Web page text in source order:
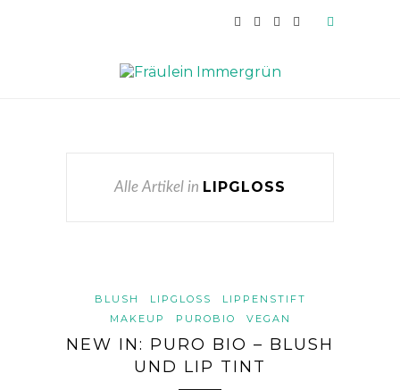
Alle Artikel in LIPGLOSS
BLUSH LIPGLOSS
LIPPENSTIFT
MAKEUP
PUROBIO VEGAN
NEW IN: PURO BIO – BLUSH
UND LIP TINT